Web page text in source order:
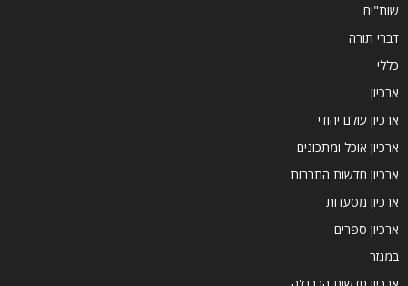
שות"ים
דברי תורה
כללי
ארכיון
ארכיון עולם יהודי
ארכיון אוכל ומתכונים
ארכיון חדשות התרבות
ארכיון מסעדות
ארכיון ספרים
במגזר